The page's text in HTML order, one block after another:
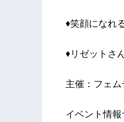
♦笑顔になれ
♦リゼットさ
主催：フェム
イベント情報